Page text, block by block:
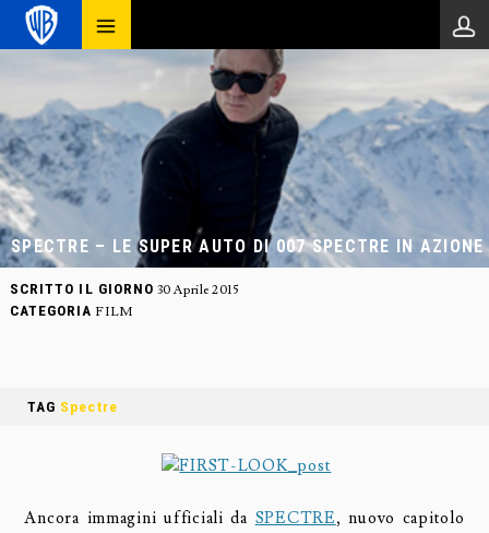
SPECTRE – LE SUPER AUTO DI 007 SPECTRE IN AZIONE
SCRITTO IL GIORNO 30 Aprile 2015
CATEGORIA FILM
TAG Spectre
Ancora immagini ufficiali da SPECTRE, nuovo capitolo